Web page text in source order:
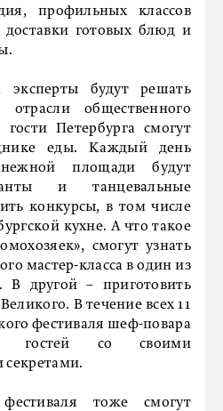
профильных классов
готовых блюд и
будут решать
общественного
Петербурга смогут
еды. Каждый день
площади будут
и танцевальные
конкурсы, в том числе
кухне. А что такое
смогут узнать
мастер-класса в один из
В другой – приготовить
В течение всех 11
фестиваля шеф-повара
гостей со своими
тоже смогут